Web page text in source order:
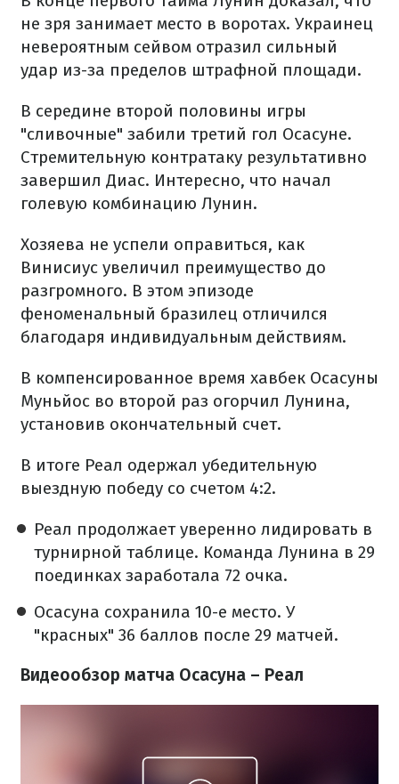
не зря занимает место в воротах. Украинец
невероятным сейвом отразил сильный
удар из-за пределов штрафной площади.
В середине второй половины игры
"сливочные" забили третий гол Осасуне.
Стремительную контратаку результативно
завершил Диас. Интересно, что начал
голевую комбинацию Лунин.
Хозяева не успели оправиться, как
Винисиус увеличил преимущество до
разгромного. В этом эпизоде
феноменальный бразилец отличился
благодаря индивидуальным действиям.
В компенсированное время хавбек Осасуны
Муньйос во второй раз огорчил Лунина,
установив окончательный счет.
В итоге Реал одержал убедительную
выездную победу со счетом 4:2.
Реал продолжает уверенно лидировать в
турнирной таблице. Команда Лунина в 29
поединках заработала 72 очка.
Осасуна сохранила 10-е место. У
"красных" 36 баллов после 29 матчей.
Видеообзор матча Осасуна – Реал